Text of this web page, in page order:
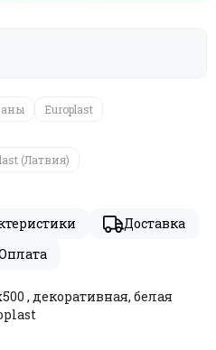
Europlast
(Латвия)
Доставка
, декоративная, белая